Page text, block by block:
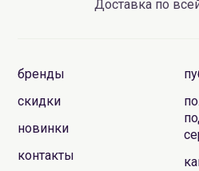
Доставка по
бренды
скидки
новинки
контакты